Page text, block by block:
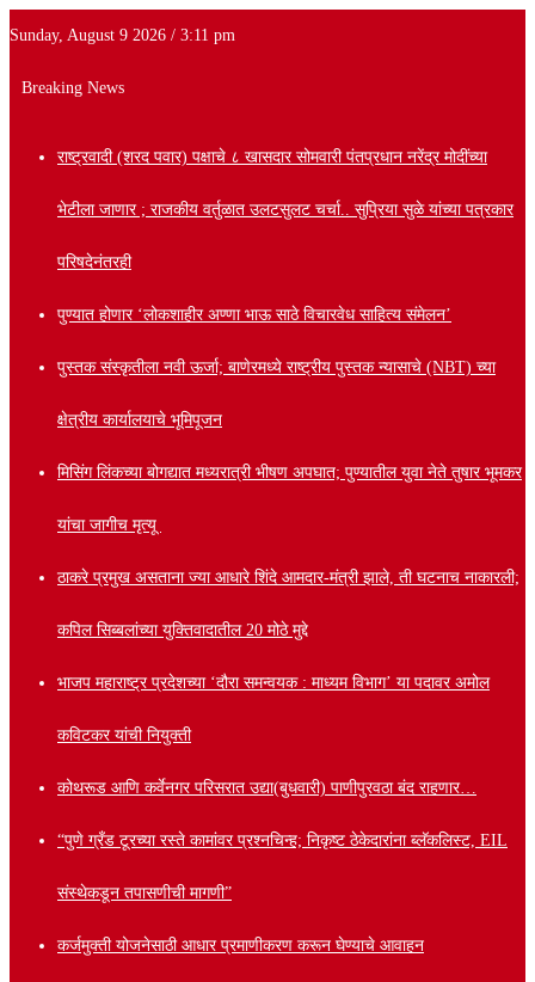
Sunday, August 9 2026 / 3:11 pm
Breaking News
राष्ट्रवादी (शरद पवार) पक्षाचे ८ खासदार सोमवारी पंतप्रधान नरेंद्र मोदींच्या
भेटीला जाणार ; राजकीय वर्तुळात उलटसुलट चर्चा.. सुप्रिया सुळे यांच्या पत्रकार
परिषदेनंतरही
पुण्यात होणार ‘लोकशाहीर अण्णा भाऊ साठे विचारवेध साहित्य संमेलन’
पुस्तक संस्कृतीला नवी ऊर्जा; बाणेरमध्ये राष्ट्रीय पुस्तक न्यासाचे (NBT) च्या
क्षेत्रीय कार्यालयाचे भूमिपूजन
मिसिंग लिंकच्या बोगद्यात मध्यरात्री भीषण अपघात; पुण्यातील युवा नेते तुषार भूमकर
यांचा जागीच मृत्यू
ठाकरे प्रमुख असताना ज्या आधारे शिंदे आमदार-मंत्री झाले, ती घटनाच नाकारली;
कपिल सिब्बलांच्या युक्तिवादातील 20 मोठे मुद्दे
भाजप महाराष्ट्र प्रदेशच्या ‘दौरा समन्वयक : माध्यम विभाग’ या पदावर अमोल
कविटकर यांची नियुक्ती
कोथरूड आणि कर्वेनगर परिसरात उद्या(बुधवारी) पाणीपुरवठा बंद राहणार…
“पुणे ग्रँड टूरच्या रस्ते कामांवर प्रश्नचिन्ह; निकृष्ट ठेकेदारांना ब्लॅकलिस्ट, EIL
संस्थेकडून तपासणीची मागणी”
कर्जमुक्ती योजनेसाठी आधार प्रमाणीकरण करून घेण्याचे आवाहन